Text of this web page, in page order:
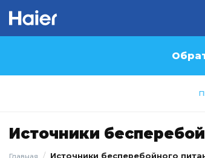
to
content
Источники
Главная / Источники бесперебойного